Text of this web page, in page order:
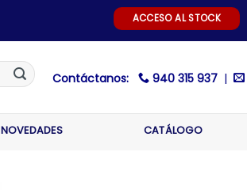
ACCESO AL STOCK
Contáctanos: 940 315 937 |
NOVEDADES CATÁLOGO